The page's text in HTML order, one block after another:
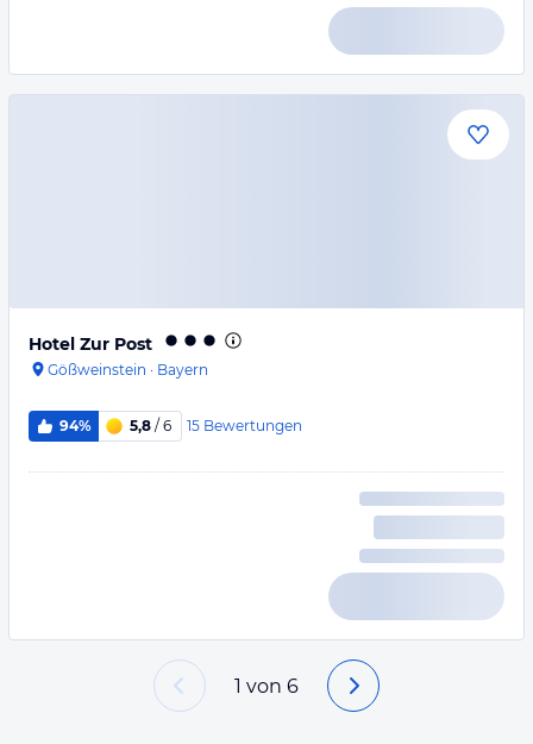
Hotel Zur Post
Gößweinstein · Bayern
94% 5,8 / 6 15 Bewertungen
1 von 6